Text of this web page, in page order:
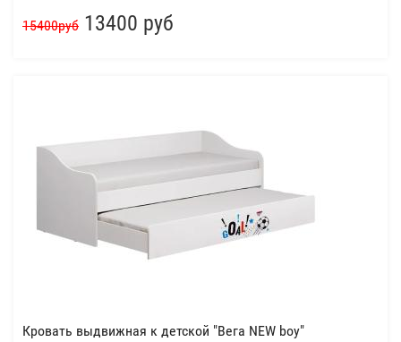
15400руб 13400 руб
Кровать выдвижная к детской "Вега NEW boy"